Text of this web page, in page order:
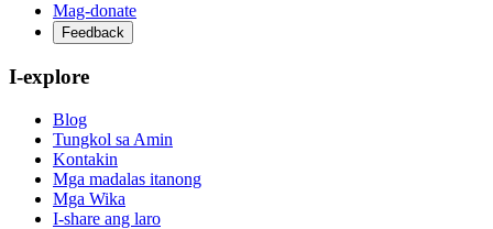
Mag-donate
Feedback
I-explore
Blog
Tungkol sa Amin
Kontakin
Mga madalas itanong
Mga Wika
I-share ang laro